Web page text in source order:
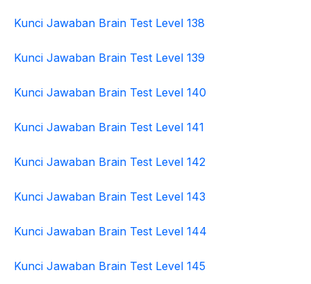
Kunci Jawaban Brain Test Level 138
Kunci Jawaban Brain Test Level 139
Kunci Jawaban Brain Test Level 140
Kunci Jawaban Brain Test Level 141
Kunci Jawaban Brain Test Level 142
Kunci Jawaban Brain Test Level 143
Kunci Jawaban Brain Test Level 144
Kunci Jawaban Brain Test Level 145